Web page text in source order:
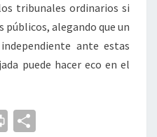
tribunales ordinarios si
públicos, alegando que un
ante estas
puede hacer eco en el
Pr